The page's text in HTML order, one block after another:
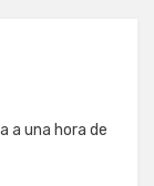
a una hora de